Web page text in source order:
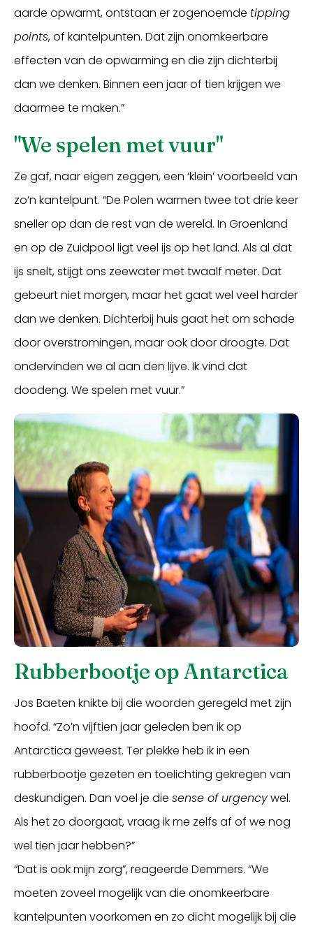
aarde opwarmt, ontstaan er zogenoemde tipping
points, of kantelpunten. Dat zijn onomkeerbare
effecten van de opwarming en die zijn dichterbij
dan we denken. Binnen een jaar of tien krijgen we
daarmee te maken.”
"We spelen met vuur"
Ze gaf, naar eigen zeggen, een ‘klein’ voorbeeld van
zo’n kantelpunt. “De Polen warmen twee tot drie keer
sneller op dan de rest van de wereld. In Groenland
en op de Zuidpool ligt veel ijs op het land. Als al dat
ijs snelt, stijgt ons zeewater met twaalf meter. Dat
gebeurt niet morgen, maar het gaat wel veel harder
dan we denken. Dichterbij huis gaat het om schade
door overstromingen, maar ook door droogte. Dat
ondervinden we al aan den lijve. Ik vind dat
doodeng. We spelen met vuur.”
Rubberbootje op Antarctica
Jos Baeten knikte bij die woorden geregeld met zijn
hoofd. “Zo’n vijftien jaar geleden ben ik op
Antarctica geweest. Ter plekke heb ik in een
rubberbootje gezeten en toelichting gekregen van
deskundigen. Dan voel je die sense of urgencywel.
Als het zo doorgaat, vraag ik me zelfs af of we nog
wel tien jaar hebben?”
“Dat is ook mijn zorg”, reageerde Demmers. “We
moeten zoveel mogelijk van die onomkeerbare
kantelpunten voorkomen en zo dicht mogelijk bij die